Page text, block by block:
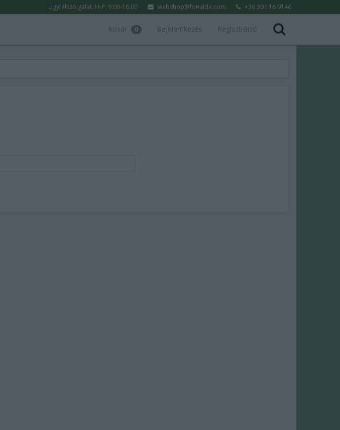
+36 30 116 9146
webshop@fonalda.com
Ügyfélszolgálat: H-P: 9:00-16:00
Kosár 0 Bejelentkezés Regisztráció